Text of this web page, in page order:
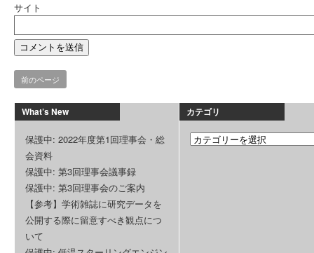
サイト
前のページ
What’s New
保護中: 2022年度第1回理事会・総
会資料
保護中: 第3回理事会議事録
保護中: 第3回理事会のご案内
【参考】学術雑誌に研究データを
公開する際に留意すべき観点につ
いて
カテゴリ